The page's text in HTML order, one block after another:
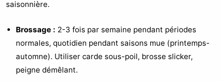
saisonnière.
Brossage : 2-3 fois par semaine pendant périodes
normales, quotidien pendant saisons mue (printemps-
automne). Utiliser carde sous-poil, brosse slicker,
peigne démêlant.